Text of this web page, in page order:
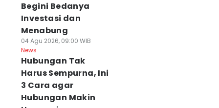
Begini Bedanya
Investasi dan
Menabung
04 Agu 2026, 09:00 WIB
News
Hubungan Tak
Harus Sempurna, Ini
3 Cara agar
Hubungan Makin